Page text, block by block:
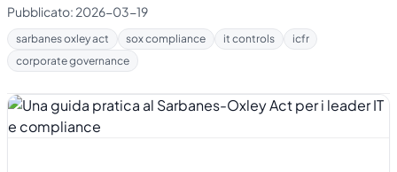
Pubblicato: 2026-03-19
sarbanes oxley act sox compliance it controls
icfr
corporate governance